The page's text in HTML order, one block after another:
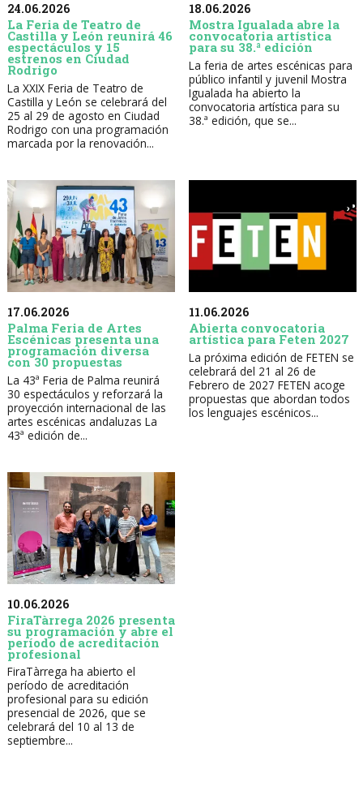
24.06.2026
La Feria de Teatro de
Castilla y León reunirá 46
espectáculos y 15
estrenos en Ciudad
Rodrigo
La XXIX Feria de Teatro de
Castilla y León se celebrará del
25 al 29 de agosto en Ciudad
Rodrigo con una programación
marcada por la renovación...
18.06.2026
Mostra Igualada abre la
convocatoria artística
para su 38.ª edición
La feria de artes escénicas para
público infantil y juvenil Mostra
Igualada ha abierto la
convocatoria artística para su
38.ª edición, que se...
17.06.2026
Palma Feria de Artes
Escénicas presenta una
programación diversa
con 30 propuestas
La 43ª Feria de Palma reunirá
30 espectáculos y reforzará la
proyección internacional de las
artes escénicas andaluzas La
43ª edición de...
11.06.2026
Abierta convocatoria
artística para Feten 2027
La próxima edición de FETEN se
celebrará del 21 al 26 de
Febrero de 2027 FETEN acoge
propuestas que abordan todos
los lenguajes escénicos...
10.06.2026
FiraTàrrega 2026 presenta
su programación y abre el
período de acreditación
profesional
FiraTàrrega ha abierto el
período de acreditación
profesional para su edición
presencial de 2026, que se
celebrará del 10 al 13 de
septiembre...